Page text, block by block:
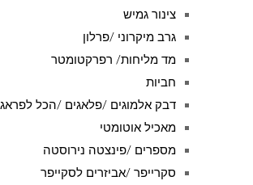
צינור גמיש
גרב מיקרוני /פרלון
מד מליחות/ רפרקטומטר
חביות
דבק אלמוגים /פלאגים /הכל
מאכיל אוטומטי
מספרים /פינצטה נירוסטה
סקרייפר /אביזרים לסקייפר